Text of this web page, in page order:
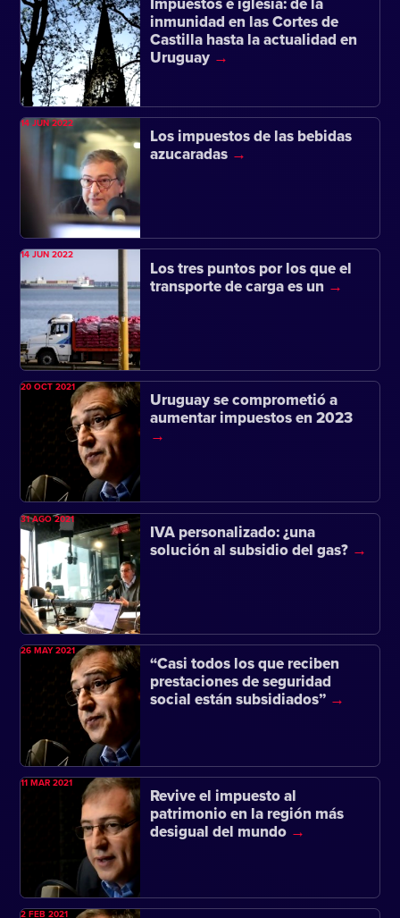
Impuestos e iglesia: de la
inmunidad en las Cortes de
Castilla hasta la actualidad en
Uruguay
Los impuestos de las bebidas
azucaradas
14 JUN 2022
Los tres puntos por los que el
transporte de carga es un
14 JUN 2022
Uruguay se comprometió a
aumentar impuestos en 2023
20 OCT 2021
IVA personalizado: ¿una
solución al subsidio del gas?
31 AGO 2021
“Casi todos los que reciben
prestaciones de seguridad
social están subsidiados”
26 MAY 2021
Revive el impuesto al
patrimonio en la región más
desigual del mundo
11 MAR 2021
2 FEB 2021